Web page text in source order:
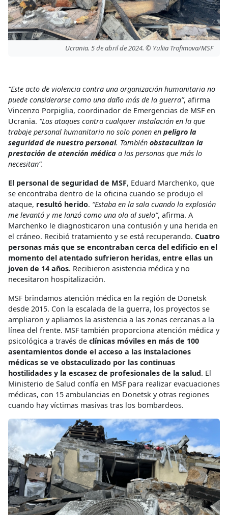
Ucrania. 5 de abril de 2024. © Yuliia Trofimova/MSF
“Este acto de violencia contra una organización humanitaria no
puede considerarse como una daño más de la guerra”, afirma
Vincenzo Porpiglia, coordinador de Emergencias de MSF en
Ucrania. “Los ataques contra cualquier instalación en la que
trabaje personal humanitario no solo ponen en peligro la
seguridad de nuestro personal. También obstaculizan la
prestación de atención médica a las personas que más lo
necesitan”.
El personal de seguridad de MSF, Eduard Marchenko, que
se encontraba dentro de la oficina cuando se produjo el
ataque, resultó herido. “Estaba en la sala cuando la explosión
me levantó y me lanzó como una ola al suelo”, afirma. A
Marchenko le diagnosticaron una contusión y una herida en
el cráneo. Recibió tratamiento y se está recuperando. Cuatro
personas más que se encontraban cerca del edificio en el
momento del atentado sufrieron heridas, entre ellas un
joven de 14 años. Recibieron asistencia médica y no
necesitaron hospitalización.
MSF brindamos atención médica en la región de Donetsk
desde 2015. Con la escalada de la guerra, los proyectos se
ampliaron y apliamos la asistencia a las zonas cercanas a la
línea del frente. MSF también proporciona atención médica y
psicológica a través de clínicas móviles en más de 100
asentamientos donde el acceso a las instalaciones
médicas se ve obstaculizado por las continuas
hostilidades y la escasez de profesionales de la salud. El
Ministerio de Salud confía en MSF para realizar evacuaciones
médicas, con 15 ambulancias en Donetsk y otras regiones
cuando hay víctimas masivas tras los bombardeos.